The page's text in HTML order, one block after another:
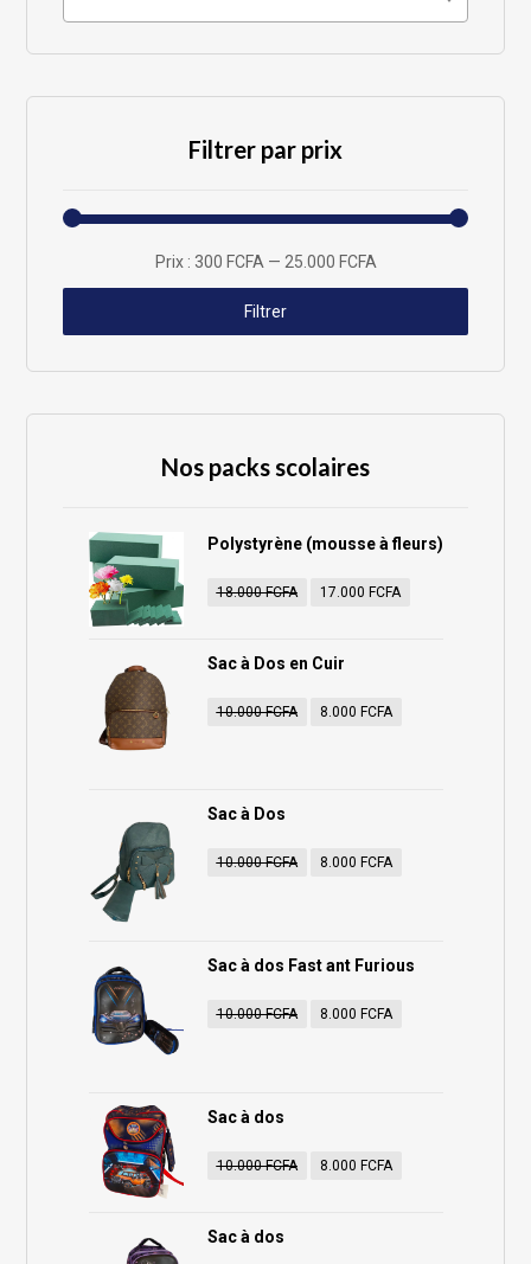
Filtrer par prix
Filtrer
Prix : 300 FCFA — 25.000 FCFA
Nos packs scolaires
Polystyrène (mousse à fleurs)
18.000FCFA 17.000 FCFA
Sac à Dos en Cuir
10.000FCFA 8.000 FCFA
Sac à Dos
10.000FCFA 8.000 FCFA
Sac à dos Fast ant Furious
10.000FCFA 8.000 FCFA
Sac à dos
10.000FCFA 8.000 FCFA
Sac à dos